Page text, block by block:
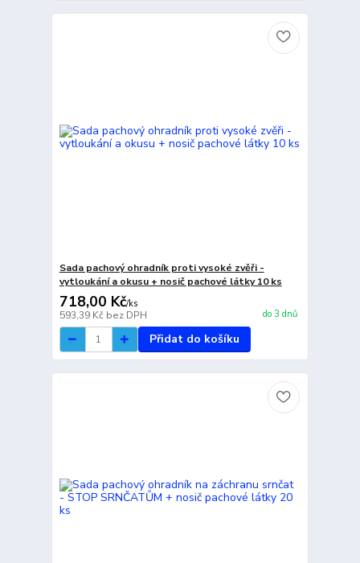
Sada pachový ohradník proti vysoké zvěři -
vytloukání a okusu + nosič pachové látky 10 ks
718,00 Kč/ks
593,39 Kč bez DPH do 3 dnů
Přidat do košíku